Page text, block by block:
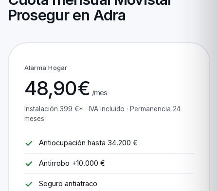
Prosegur en Adra
Alarma Hogar
48,90€ /mes
Instalación 399 €* · IVA incluido · Permanencia 24
meses
Antiocupación hasta 34.200 €
Antirrobo +10.000 €
Seguro antiatraco